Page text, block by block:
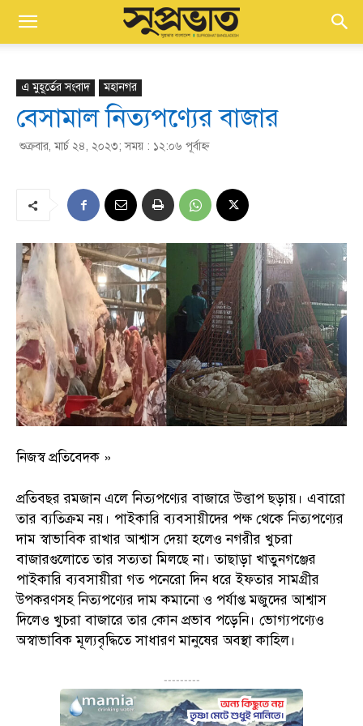
এ মুহূর্তের সংবাদ মহানগর
বেসামাল নিত্যপণ্যের বাজার
শুক্রবার, মার্চ ২৪, ২০২৩; সময় : ১২:০৬ পূর্বাহ্ণ
নিজস্ব প্রতিবেদক »
প্রতিবছর রমজান এলে নিত্যপণ্যের বাজারে উত্তাপ ছড়ায়। এবারো
তার ব্যতিক্রম নয়। পাইকারি ব্যবসায়ীদের পক্ষ থেকে নিত্যপণ্যের
দাম স্বাভাবিক রাখার আশ্বাস দেয়া হলেও নগরীর খুচরা
বাজারগুলোতে তার সত্যতা মিলছে না। তাছাড়া খাতুনগঞ্জের
পাইকারি ব্যবসায়ীরা গত পনেরো দিন ধরে ইফতার সামগ্রীর
উপকরণসহ নিত্যপণ্যের দাম কমানো ও পর্যাপ্ত মজুদের আশ্বাস
দিলেও খুচরা বাজারে তার কোন প্রভাব পড়েনি। ভোগ্যপণ্যেও
অস্বাভাবিক মূল্যবৃদ্ধিতে সাধারণ মানুষের অবস্থা কাহিল।
---------